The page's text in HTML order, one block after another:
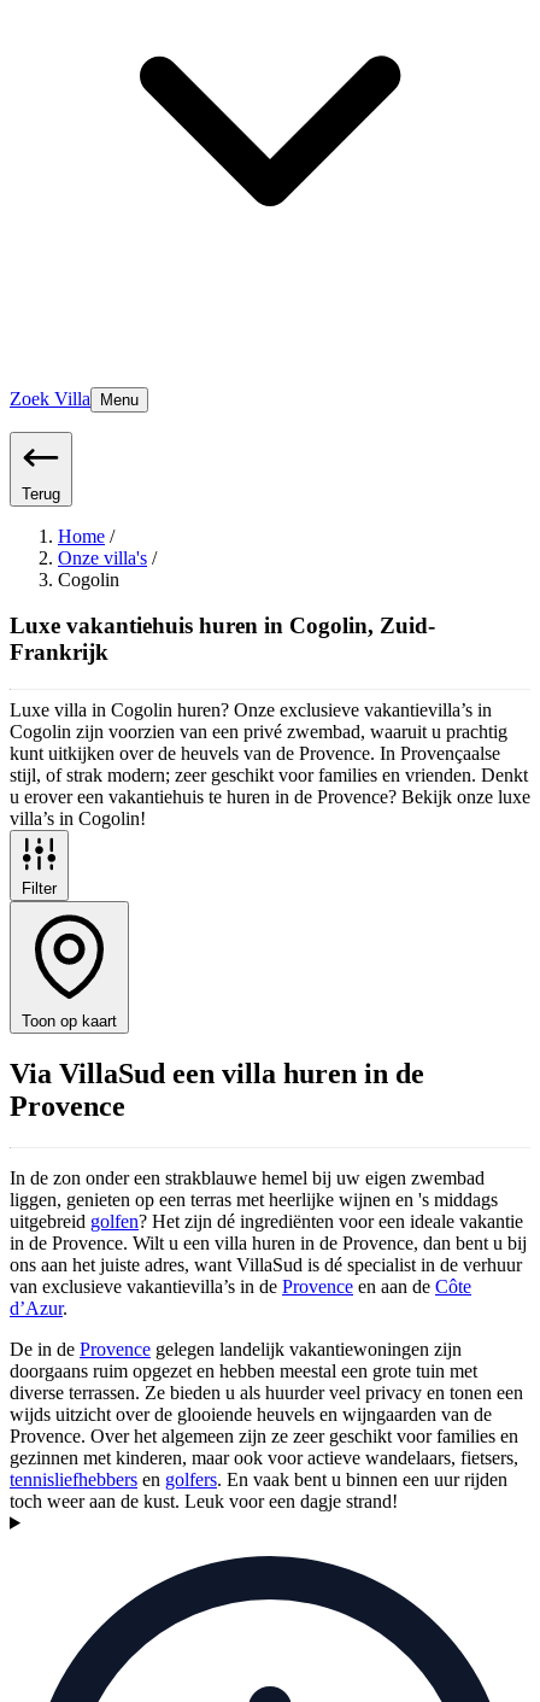
Zoek Villa Menu
Terug
Home /
Onze villa's /
Cogolin
Luxe vakantiehuis huren in Cogolin, Zuid-
Frankrijk
Luxe villa in Cogolin huren? Onze exclusieve vakantievilla’s in
Cogolin zijn voorzien van een privé zwembad, waaruit u prachtig
kunt uitkijken over de heuvels van de Provence. In Provençaalse
stijl, of strak modern; zeer geschikt voor families en vrienden. Denkt
u erover een vakantiehuis te huren in de Provence? Bekijk onze luxe
villa’s in Cogolin!
Filter
Toon op kaart
Via VillaSud een villa huren in de
Provence
In de zon onder een strakblauwe hemel bij uw eigen zwembad
liggen, genieten op een terras met heerlijke wijnen en 's middags
uitgebreid golfen? Het zijn dé ingrediënten voor een ideale vakantie
in de Provence. Wilt u een villa huren in de Provence, dan bent u bij
ons aan het juiste adres, want VillaSud is dé specialist in de verhuur
van exclusieve vakantievilla’s in de Provence en aan de Côte
d’Azur.
De in de Provence gelegen landelijk vakantiewoningen zijn
doorgaans ruim opgezet en hebben meestal een grote tuin met
diverse terrassen. Ze bieden u als huurder veel privacy en tonen een
wijds uitzicht over de glooiende heuvels en wijngaarden van de
Provence. Over het algemeen zijn ze zeer geschikt voor families en
gezinnen met kinderen, maar ook voor actieve wandelaars, fietsers,
tennisliefhebbers en golfers. En vaak bent u binnen een uur rijden
toch weer aan de kust. Leuk voor een dagje strand!